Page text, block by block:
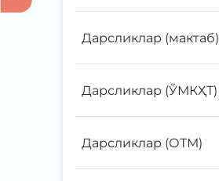
Дарсликлар (мактаб)
Дарсликлар (ЎМКҲТ)
Дарсликлар (ОТМ)